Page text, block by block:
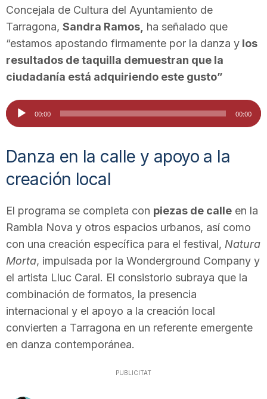
Concejala de Cultura del Ayuntamiento de
Tarragona, Sandra Ramos, ha señalado que
“estamos apostando firmamente por la danza y los
resultados de taquilla demuestran que la
ciudadanía está adquiriendo este gusto”
Reproductor
de
00:00 00:00
Danza en la calle y apoyo a la
creación local
El programa se completa con piezas de calle en la
Rambla Nova y otros espacios urbanos, así como
con una creación específica para el festival, Natura
Morta, impulsada por la Wonderground Company y
el artista Lluc Caral. El consistorio subraya que la
combinación de formatos, la presencia
internacional y el apoyo a la creación local
convierten a Tarragona en un referente emergente
en danza contemporánea.
PUBLICITAT